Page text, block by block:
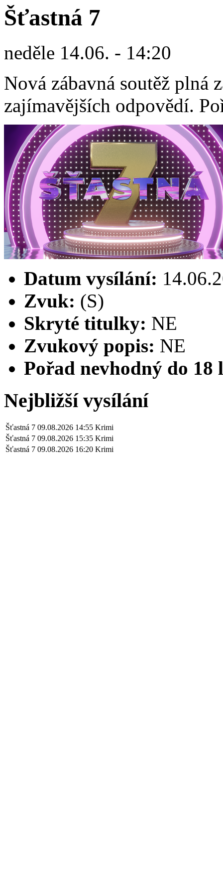
Šťastná 7
neděle 14.06. - 14:20
Nová zábavná soutěž plná
zajímavějších odpovědí.
Datum vysílání:
Zvuk: (S)
Skryté titulky: NE
Zvukový popis: NE
Pořad nevhodný do 18
Nejbližší vysílání
Šťastná 7 09.08.2026 14:55 Krimi
Šťastná 7 09.08.2026 15:35 Krimi
Šťastná 7 09.08.2026 16:20 Krimi